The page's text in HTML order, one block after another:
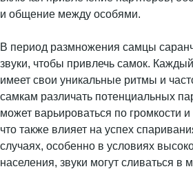
и общение между особями.
В период размножения самцы
звуки, чтобы привлечь самок.
имеет свои уникальные ритмы и
самкам различать потенциальных
может варьироваться по громкости
что также влияет на успех
случаях, особенно в условиях
населения, звуки могут сливаться